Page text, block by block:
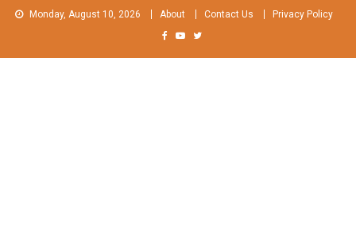
Skip
Monday, August 10, 2026 About Contact Us Privacy Policy